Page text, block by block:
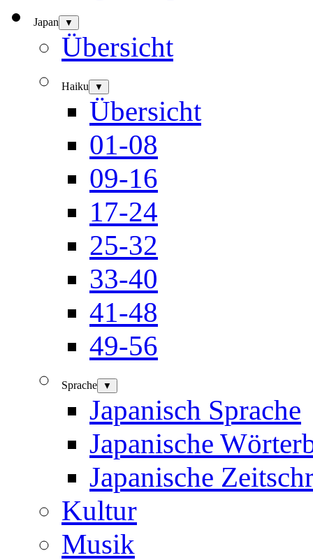
Japan ▼
Übersicht
Haiku ▼
Übersicht
01-08
09-16
17-24
25-32
33-40
41-48
49-56
Sprache ▼
Japanisch Sprache
Japanische
Japanische
Kultur
Musik